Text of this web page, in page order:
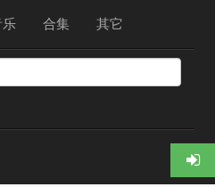
乐 合集 其它